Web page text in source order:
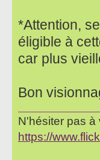
*Attention,
éligible à
car plus
Bon
N'hésiter pas à
https://